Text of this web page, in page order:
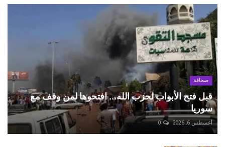
صحافة
قبل فتح الأبواب لحزب الله... افتحوها لمن وقف مع
سوريا
أغسطس 6, 2026 0